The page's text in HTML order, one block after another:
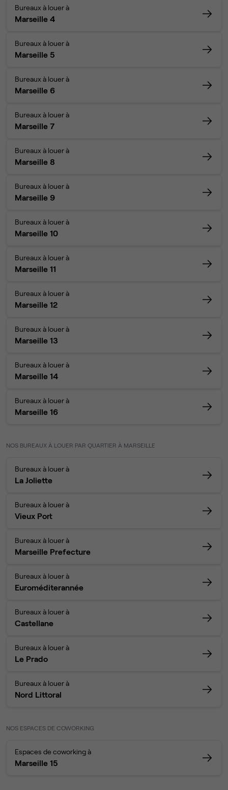
Bureaux à louer à
Marseille 4
Bureaux à louer à
Marseille 5
Bureaux à louer à
Marseille 6
Bureaux à louer à
Marseille 7
Bureaux à louer à
Marseille 8
Bureaux à louer à
Marseille 9
Bureaux à louer à
Marseille 10
Bureaux à louer à
Marseille 11
Bureaux à louer à
Marseille 12
Bureaux à louer à
Marseille 13
Bureaux à louer à
Marseille 14
Bureaux à louer à
Marseille 16
NOS BUREAUX À LOUER PAR QUARTIER À MARSEILLE
Bureaux à louer à
La Joliette
Bureaux à louer à
Vieux Port
Bureaux à louer à
Marseille Prefecture
Bureaux à louer à
Euroméditerannée
Bureaux à louer à
Castellane
Bureaux à louer à
Le Prado
Bureaux à louer à
Nord Littoral
NOS ESPACES DE COWORKING
Espaces de coworking à
Marseille 15